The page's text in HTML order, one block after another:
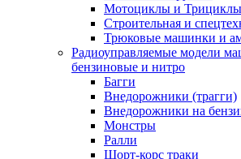
Мотоциклы и Трициклы
Строительная и
Трюковые машинки и
Радиоуправляемые модели
бензиновые и нитро
Багги
Внедорожники (трагги)
Внедорожники на
Монстры
Ралли
Шорт-корс траки